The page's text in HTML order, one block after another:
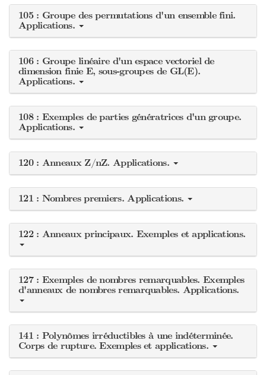
105 : Groupe des permutations d'un ensemble fini.
Applications.
106 : Groupe linéaire d'un espace vectoriel de
dimension finie E, sous-groupes de GL(E).
Applications.
108 : Exemples de parties génératrices d'un groupe.
Applications.
120 : Anneaux Z/nZ. Applications.
121 : Nombres premiers. Applications.
122 : Anneaux principaux. Exemples et applications.
127 : Exemples de nombres remarquables. Exemples
d'anneaux de nombres remarquables. Applications.
141 : Polynômes irréductibles à une indéterminée.
Corps de rupture. Exemples et applications.